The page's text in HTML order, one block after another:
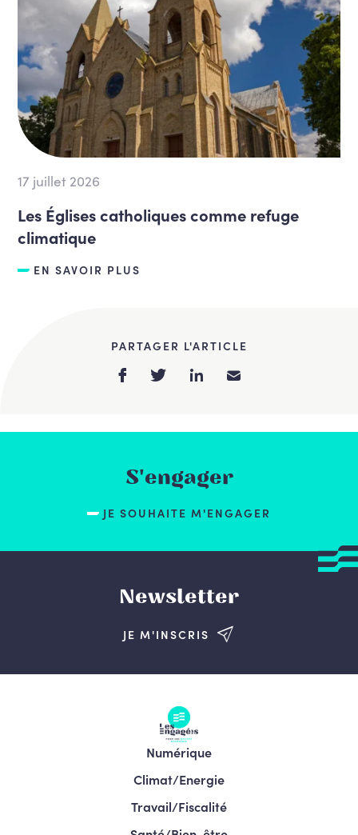
17 juillet 2026
Les Églises catholiques comme refuge
climatique
EN SAVOIR PLUS
PARTAGER L'ARTICLE
S'engager
JE SOUHAITE M'ENGAGER
Newsletter
JE M'INSCRIS
Numérique
Climat/Energie
Travail/Fiscalité